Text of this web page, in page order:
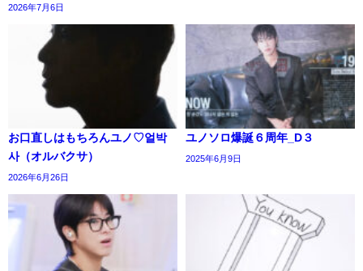
2026年7月6日
お口直しはもちろんユノ♡얼박
사（オルバクサ）
2026年6月26日
ユノソロ爆誕６周年_D３
2025年6月9日